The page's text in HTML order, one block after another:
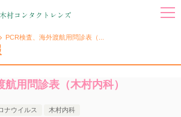
PCR検査、海外渡航用問診表（...
用問診表（木村内科）
ナウイルス 木村内科